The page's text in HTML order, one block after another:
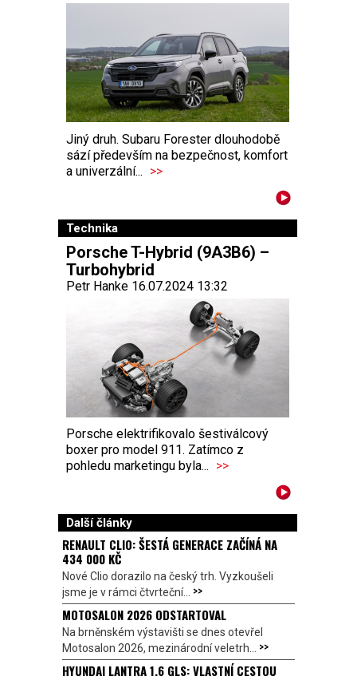
Jiný druh. Subaru Forester dlouhodobě
sází především na bezpečnost, komfort
a univerzální... >>
Technika
Porsche T-Hybrid (9A3B6) –
Turbohybrid
Petr Hanke 16.07.2024 13:32
Porsche elektrifikovalo šestiválcový
boxer pro model 911. Zatímco z
pohledu marketingu byla... >>
Další články
RENAULT CLIO: ŠESTÁ GENERACE ZAČÍNÁ NA
434 000 KČ
Nové Clio dorazilo na český trh. Vyzkoušeli
jsme je v rámci čtvrteční... >>
MOTOSALON 2026 ODSTARTOVAL
Na brněnském výstavišti se dnes otevřel
Motosalon 2026, mezinárodní veletrh... >>
HYUNDAI LANTRA 1.6 GLS: VLASTNÍ CESTOU